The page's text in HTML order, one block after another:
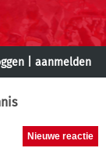
aanmelden